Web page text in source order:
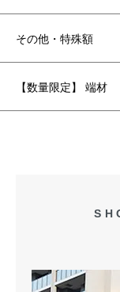
その他・特殊額
【数量限定】 端材